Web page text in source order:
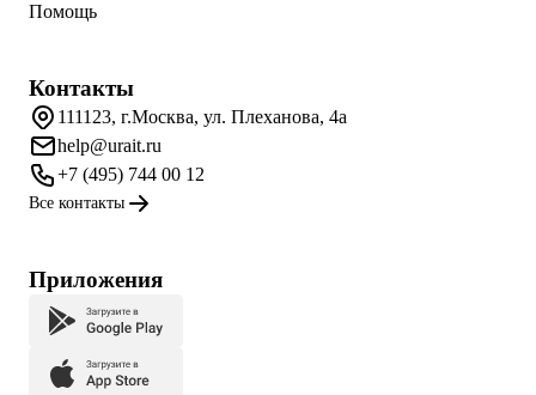
Помощь
Контакты
111123, г.Москва, ул. Плеханова, 4а
help@urait.ru
+7 (495) 744 00 12
Все контакты
Приложения